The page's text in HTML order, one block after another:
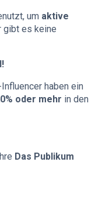
um aktive
gibt es keine
haben ein
oder mehr in den
Das Publikum